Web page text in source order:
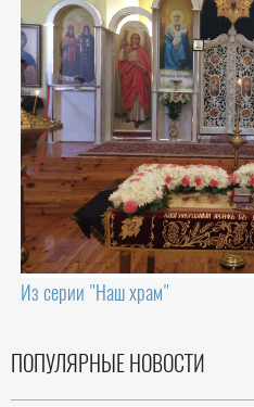
Из серии "Наш храм"
ПОПУЛЯРНЫЕ НОВОСТИ